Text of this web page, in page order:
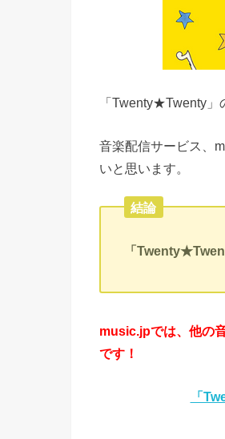
「Twenty★Twenty」
音楽配信サービス、
いと思います。
結論
「
music.jpでは、他の
です！
「